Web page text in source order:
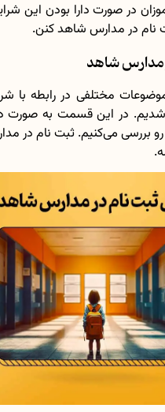
در صورت دارا بودن این
نام در مدارس شاهد کنن.
مدارس شاهد
مختلفی در رابطه با
در این قسمت به صورت
بررسی می‌کنیم. ثبت نام در